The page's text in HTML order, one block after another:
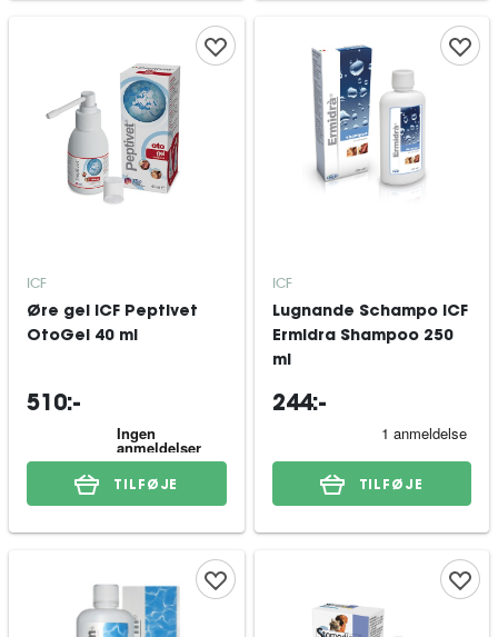
ICF
Øre gel ICF Peptivet
OtoGel 40 ml
510:-
TILFØJE
ICF
Lugnande Schampo ICF
Ermidra Shampoo 250
ml
244:-
TILFØJE